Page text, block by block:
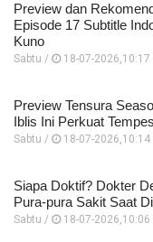
Preview dan
Episode 17 Subtitle
Kuno
Sabtu / 18-07-2026,10:17
Preview Tensura
Iblis Ini Perkuat
Sabtu / 18-07-2026,10:14
Siapa Doktif? Dokter
Pura-pura Sakit Saat
Sabtu / 18-07-2026,10:06